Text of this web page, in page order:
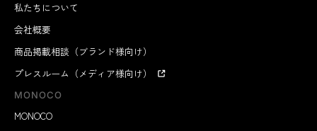
私たちについて
会社概要
商品掲載相談（ブランド様向け）
プレスルーム（メディア様向け）
MONOCO
MONOCO